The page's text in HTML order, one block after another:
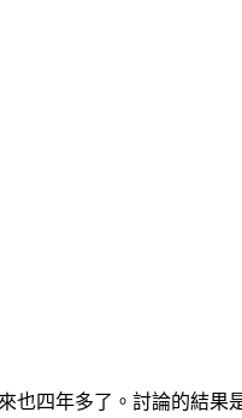
也四年多了。討論的結果